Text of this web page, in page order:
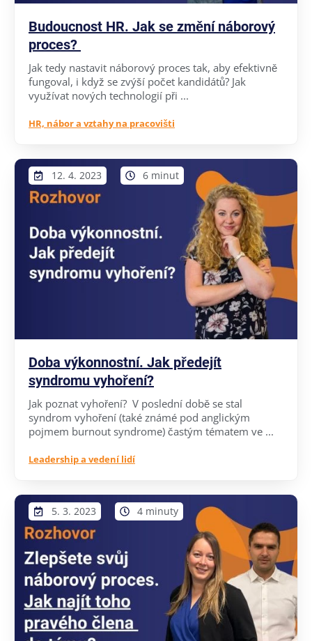
Budoucnost HR. Jak se změní náborový
proces?
Jak tedy nastavit náborový proces tak, aby efektivně
fungoval, i když se zvýší počet kandidátů? Jak
využívat nových technologií při ...
HR, nábor a vztahy na pracovišti
12. 4. 2023 6 minut
Doba výkonnostní. Jak předejít
syndromu vyhoření?
Jak poznat vyhoření? V poslední době se stal
syndrom vyhoření (také známé pod anglickým
pojmem burnout syndrome) častým tématem ve ...
Leadership a vedení lidí
5. 3. 2023 4 minuty